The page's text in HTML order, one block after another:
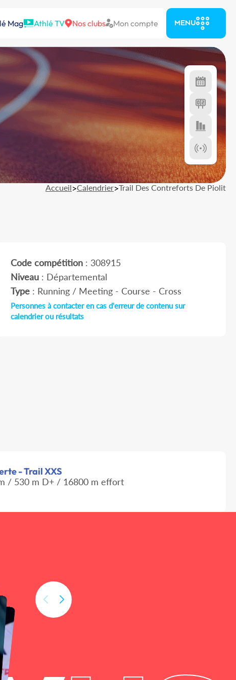
Mag Athlé TV Nos clubs Mon compte MENU
Accueil>Calendrier>Trail Des Contreforts De Piolit
Code compétition: 308915
Niveau: Départemental
Type: Running / Meeting - Course - Cross
Personnes à contacter en cas d'erreur de contenu sur
calendrier ou résultats
- Trail XXS
/ 530 m D+ / 16800 m effort